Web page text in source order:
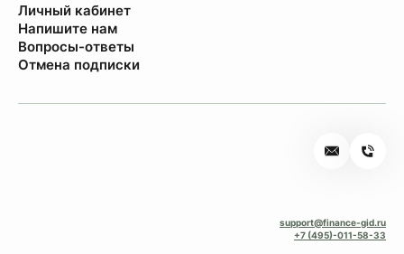
Личный кабинет
Напишите нам
Вопросы-ответы
Отмена подписки
support@finance-gid.ru
+7 (495)-011-58-33